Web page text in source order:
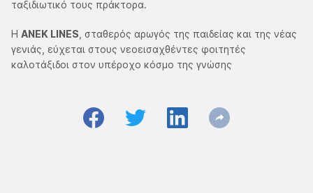
ταξιδιωτικό τους πράκτορα.
Η ΑΝΕΚ LINES , σταθερός αρωγός της παιδείας και της νέας
γενιάς, εύχεται στους νεοεισαχθέντες φοιτητές
καλοτάξιδοι στον υπέροχο κόσμο της γνώσης